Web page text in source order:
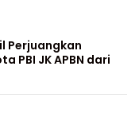
Perjuangkan
PBI JK APBN dari